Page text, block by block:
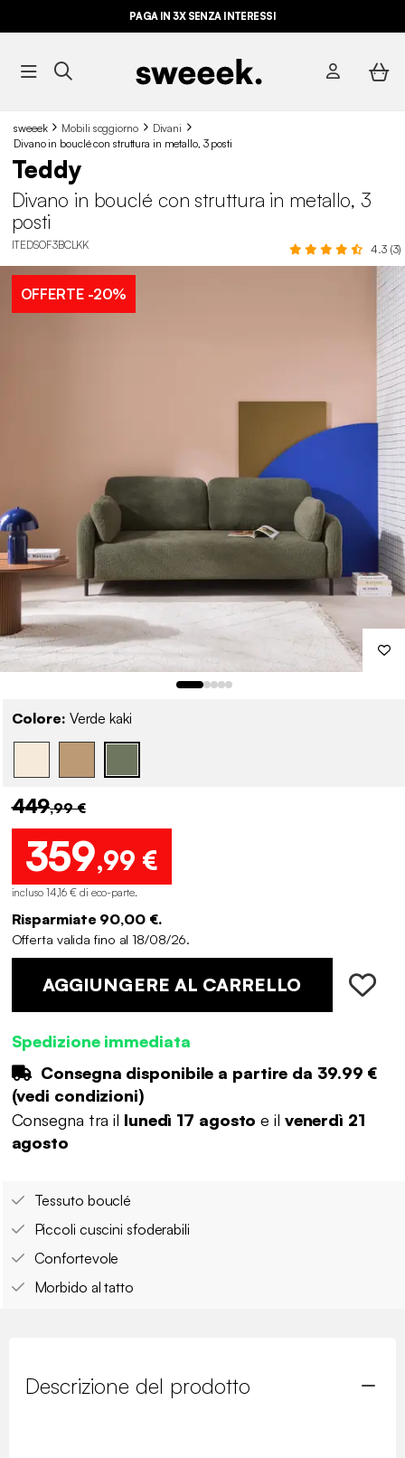
PAGA IN 3X SENZA INTERESSI
sweeek Mobili soggiorno
Divani
Divano in bouclé con struttura in metallo, 3 posti
Teddy
Divano in bouclé con struttura in metallo, 3
posti
ITEDSOF3BCLKK 4.3 (3)
OFFERTE-20%
Colore: Verde kaki
449,99 €
359,99 €
incluso 14,16 € di eco-parte.
Risparmiate 90,00 €.
Offerta valida fino al 18/08/26.
AGGIUNGERE AL CARRELLO
Spedizione immediata
Consegna disponibile a partire da 39.99 €
(vedi condizioni)
Consegna tra il lunedì 17 agosto e il venerdì 21
agosto
Tessuto bouclé
Piccoli cuscini sfoderabili
Confortevole
Morbido al tatto
Descrizione del prodotto